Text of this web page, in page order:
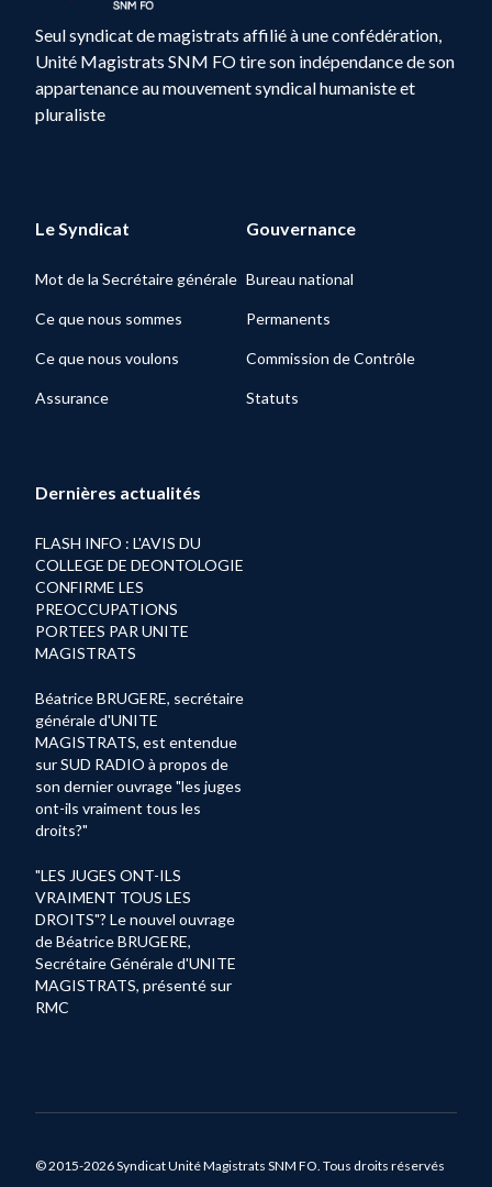
Seul syndicat de magistrats affilié à une confédération,
Unité Magistrats SNM FO tire son indépendance de son
appartenance au mouvement syndical humaniste et
pluraliste
Le Syndicat
Mot de la Secrétaire générale
Ce que nous sommes
Ce que nous voulons
Assurance
Gouvernance
Bureau national
Permanents
Commission de Contrôle
Statuts
Dernières actualités
FLASH INFO : L'AVIS DU
COLLEGE DE DEONTOLOGIE
CONFIRME LES
PREOCCUPATIONS
PORTEES PAR UNITE
MAGISTRATS
Béatrice BRUGERE, secrétaire
générale d'UNITE
MAGISTRATS, est entendue
sur SUD RADIO à propos de
son dernier ouvrage "les juges
ont-ils vraiment tous les
droits?"
"LES JUGES ONT-ILS
VRAIMENT TOUS LES
DROITS"? Le nouvel ouvrage
de Béatrice BRUGERE,
Secrétaire Générale d'UNITE
MAGISTRATS, présenté sur
RMC
© 2015-2026 Syndicat Unité Magistrats SNM FO. Tous droits réservés